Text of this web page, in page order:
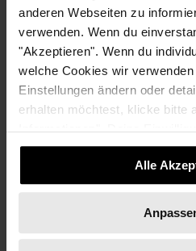
anderen Webseiten zu
verwenden. Wenn du
"Akzeptieren". Wenn du
welche Cookies wir
Einstellungen ändern oder
erhalten möchtest, klicke bitte
Informationen". Deine
widerrufen.
Alle
NUSHU FEMALE BUSINESS
INES Analytics
business
und nushu female